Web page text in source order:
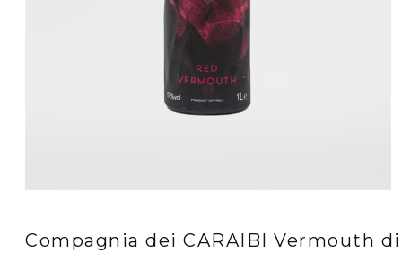
Compagnia dei CARAIBI Vermouth